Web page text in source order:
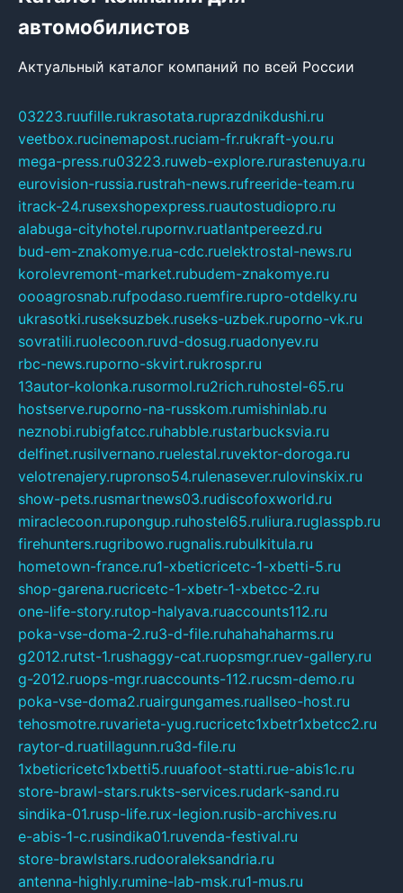
автомобилистов
Актуальный каталог компаний по всей России
03223.ruufille.rukrasotata.ruprazdnikdushi.ru
veetbox.rucinemapost.ruciam-fr.rukraft-you.ru
mega-press.ru03223.ruweb-explore.rurastenuya.ru
eurovision-russia.rustrah-news.rufreeride-team.ru
itrack-24.rusexshopexpress.ruautostudiopro.ru
alabuga-cityhotel.rupornv.ruatlantpereezd.ru
bud-em-znakomye.rua-cdc.ruelektrostal-news.ru
korolevremont-market.rubudem-znakomye.ru
oooagrosnab.rufpodaso.ruemfire.rupro-otdelky.ru
ukrasotki.ruseksuzbek.ruseks-uzbek.ruporno-vk.ru
sovratili.ruolecoon.ruvd-dosug.ruadonyev.ru
rbc-news.ruporno-skvirt.rukrospr.ru
13autor-kolonka.rusormol.ru2rich.ruhostel-65.ru
hostserve.ruporno-na-russkom.rumishinlab.ru
neznobi.rubigfatcc.ruhabble.rustarbucksvia.ru
delfinet.rusilvernano.ruelestal.ruvektor-doroga.ru
velotrenajery.rupronso54.rulenasever.rulovinskix.ru
show-pets.rusmartnews03.rudiscofoxworld.ru
miraclecoon.rupongup.ruhostel65.ruliura.ruglasspb.ru
firehunters.rugribowo.rugnalis.rubulkitula.ru
hometown-france.ru1-xbeticricetc-1-xbetti-5.ru
shop-garena.rucricetc-1-xbetr-1-xbetcc-2.ru
one-life-story.rutop-halyava.ruaccounts112.ru
poka-vse-doma-2.ru3-d-file.ruhahahaharms.ru
g2012.rutst-1.rushaggy-cat.ruopsmgr.ruev-gallery.ru
g-2012.ruops-mgr.ruaccounts-112.rucsm-demo.ru
poka-vse-doma2.ruairgungames.ruallseo-host.ru
tehosmotre.ruvarieta-yug.rucricetc1xbetr1xbetcc2.ru
raytor-d.ruatillagunn.ru3d-file.ru
1xbeticricetc1xbetti5.ruuafoot-statti.rue-abis1c.ru
store-brawl-stars.rukts-services.rudark-sand.ru
sindika-01.rusp-life.rux-legion.rusib-archives.ru
e-abis-1-c.rusindika01.ruvenda-festival.ru
store-brawlstars.rudooraleksandria.ru
antenna-highly.rumine-lab-msk.ru1-mus.ru